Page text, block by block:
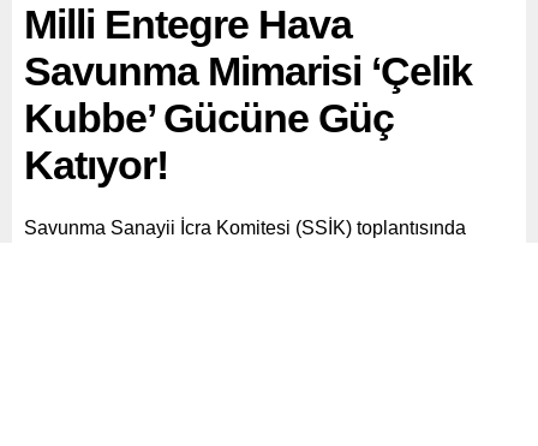
Milli Entegre Hava
Savunma Mimarisi ‘Çelik
Kubbe’ Gücüne Güç
Katıyor!
Savunma Sanayii İcra Komitesi (SSİK) toplantısında